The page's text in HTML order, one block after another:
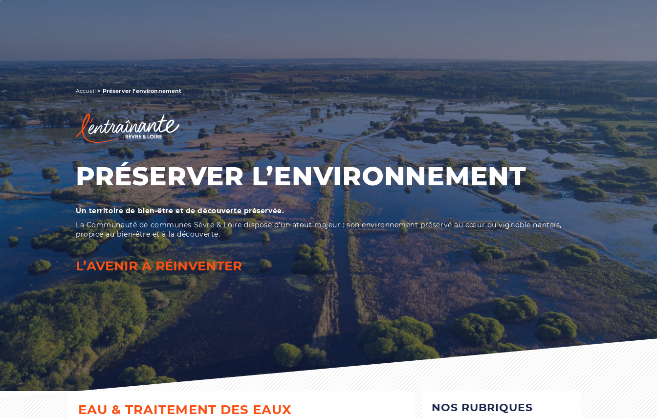
Accueil > Préserver l’environnement
PRÉSERVER L’ENVIRONNEMENT
Un territoire de bien-être et de découverte préservée.
La Communauté de communes Sèvre & Loire dispose d’un atout majeur : son environnement préservé au cœur du vignoble nantais,
propice au bien-être et à la découverte.
L’AVENIR À RÉINVENTER
EAU & TRAITEMENT DES EAUX NOS RUBRIQUES